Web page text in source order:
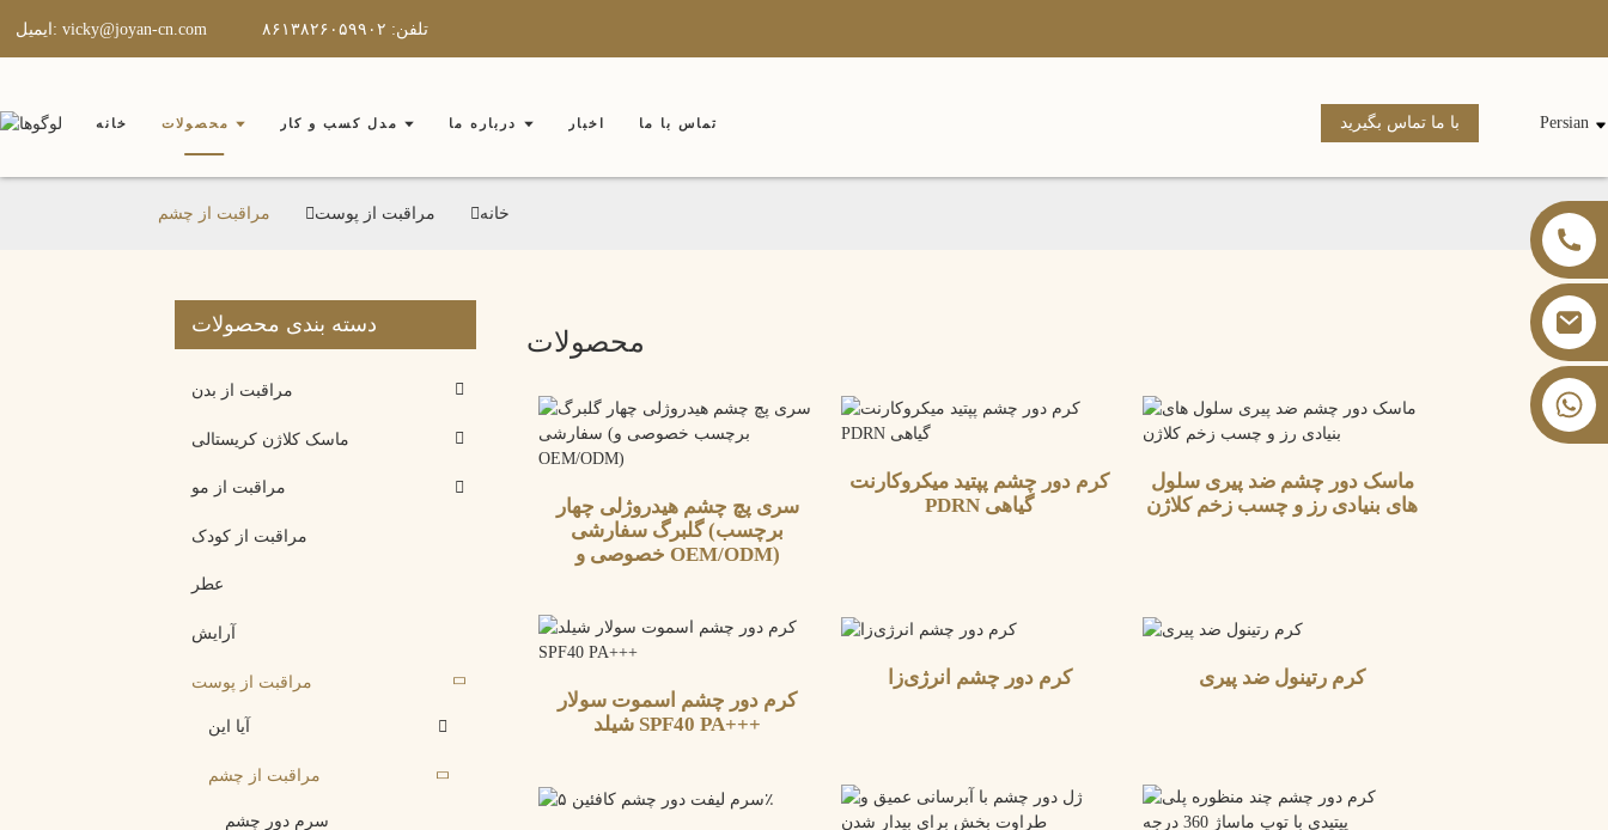
ایمیل: vicky@joyan-cn.com تلفن: ۸۶۱۳۸۲۶۰۵۹۹۰۲
خانه محصولات مدل کسب و کار درباره ما اخبار تماس با ما با ما تماس بگیرید Persian
‎+۸۶ ۱۳۸۲۶۰۵۹۹۰۲‎
خانه مراقبت از پوست مراقبت از چشم
دسته بندی محصولات
مراقبت از بدن
ماسک کلاژن کریستالی
مراقبت از مو
مراقبت از کودک
عطر
آرایش
مراقبت از پوست
آیا این
مراقبت از چشم
سرم دور چشم
محصولات
سری پچ چشم هیدروژلی چهار
گلبرگ سفارشی (برچسب
خصوصی و OEM/ODM)
کرم دور چشم پپتید میکروکارنت
PDRN گیاهی
ماسک دور چشم ضد پیری سلول
های بنیادی رز و چسب زخم کلاژن
کرم دور چشم اسموت سولار
شیلد SPF40 PA+++
کرم دور چشم انرژی‌زا کرم رتینول ضد پیری